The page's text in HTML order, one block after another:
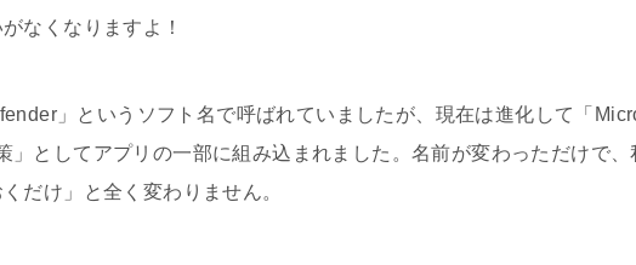
なくなりますよ！
」というソフト名で呼ばれていましたが、現在は進化して「
」としてアプリの一部に組み込まれました。名前が変わっただけで、
だけ」と全く変わりません。